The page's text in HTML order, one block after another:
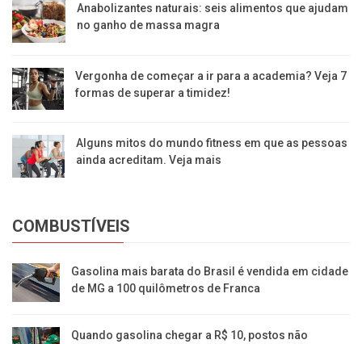
Anabolizantes naturais: seis alimentos que ajudam
no ganho de massa magra
Vergonha de começar a ir para a academia? Veja 7
formas de superar a timidez!
Alguns mitos do mundo fitness em que as pessoas
ainda acreditam. Veja mais
COMBUSTÍVEIS
Gasolina mais barata do Brasil é vendida em cidade
de MG a 100 quilômetros de Franca
Quando gasolina chegar a R$ 10, postos não